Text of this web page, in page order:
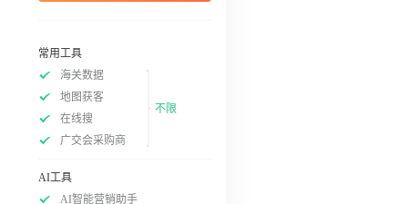
常用工具
海关数据
地图获客
在线搜
广交会采购商
不限
AI工具
AI智能营销助手